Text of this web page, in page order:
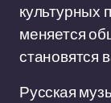
культурных
меняется
становятся
Русская